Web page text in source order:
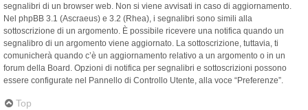
segnalibri di un browser web. Non si viene avvisati in caso di aggiornamento.
Nel phpBB 3.1 (Ascraeus) e 3.2 (Rhea), i segnalibri sono simili alla
sottoscrizione di un argomento. È possibile ricevere una notifica quando un
segnalibro di un argomento viene aggiornato. La sottoscrizione, tuttavia, ti
comunicherà quando c’è un aggiornamento relativo a un argomento o in un
forum della Board. Opzioni di notifica per segnalibri e sottoscrizioni possono
essere configurate nel Pannello di Controllo Utente, alla voce “Preferenze”.
Top